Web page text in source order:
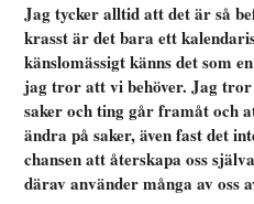
Jag tycker alltid att det är så
krasst är det bara ett
känslomässigt känns det som
jag tror att vi behöver. Jag
saker och ting går framåt och
ändra på saker, även fast det
chansen att återskapa oss
därav använder många av oss